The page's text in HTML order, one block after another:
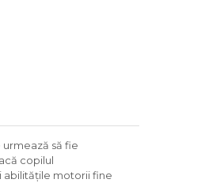
să fie
copilul
abilitățile motorii fine